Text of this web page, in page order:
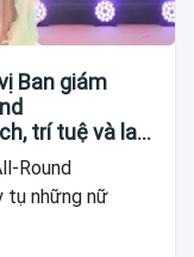
Ban giám
trí tuệ và lan
Round
tụ những nữ